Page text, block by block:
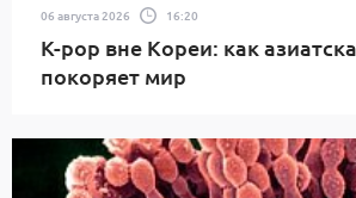
06 августа 2026 16:20
K-pop вне Кореи: как
покоряет мир